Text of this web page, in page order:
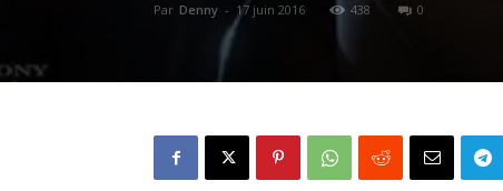
Par Denny - 17 juin 2016 438 0